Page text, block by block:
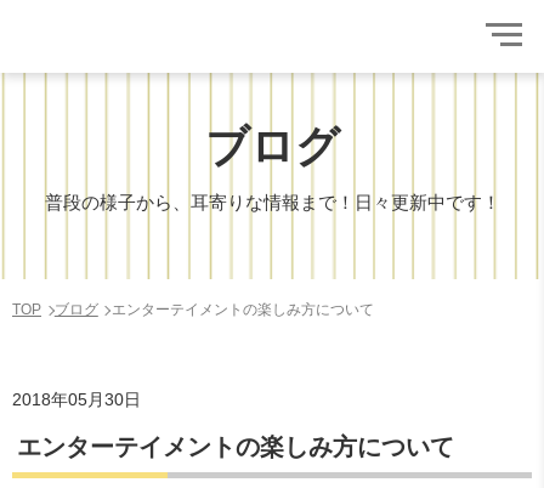
ブログ
普段の様子から、耳寄りな情報まで！日々更新中です！
TOP ブログ エンターテイメントの楽しみ方について
2018年05月30日
エンターテイメントの楽しみ方について